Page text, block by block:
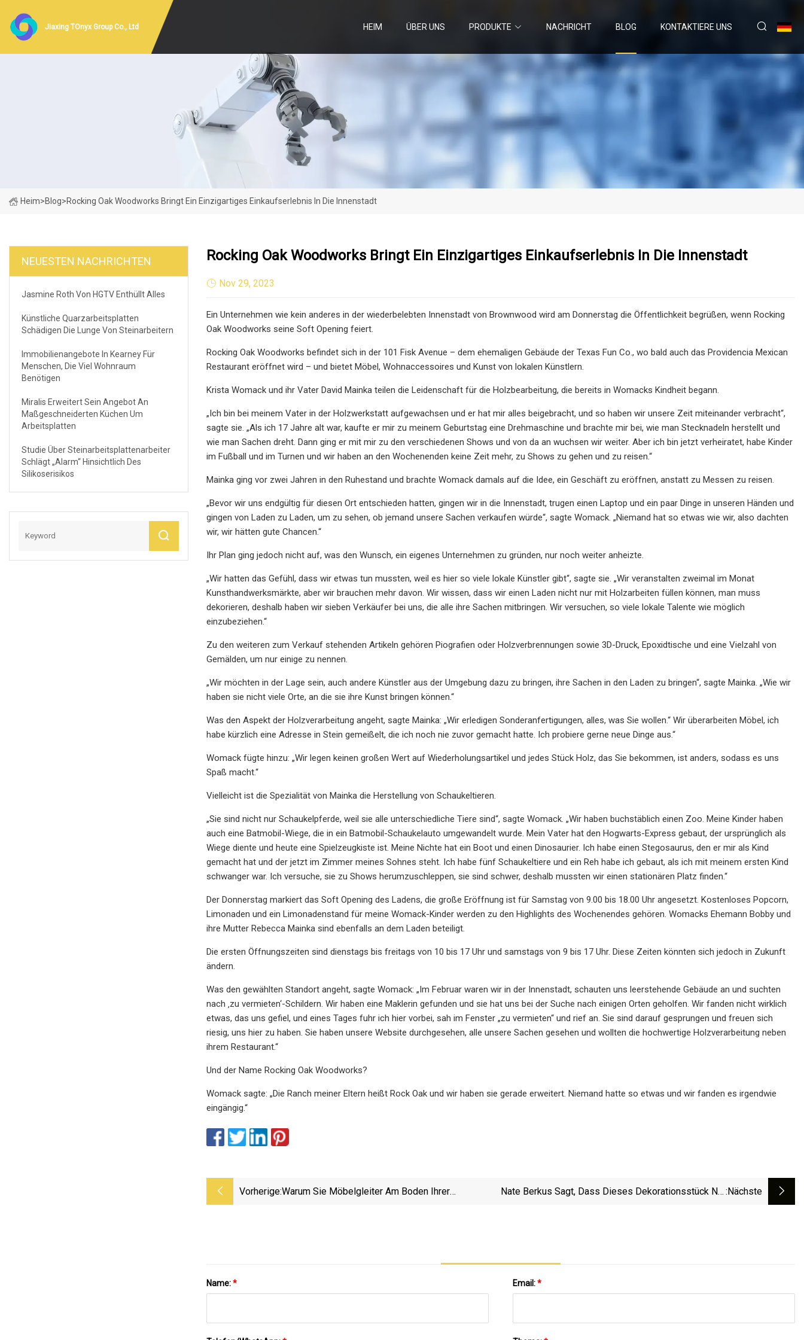
Jiaxing TOnyx Group Co., Ltd HEIM ÜBER UNS PRODUKTE NACHRICHT BLOG KONTAKTIERE UNS
Heim>Blog>Rocking Oak Woodworks Bringt Ein Einzigartiges Einkaufserlebnis In Die Innenstadt
NEUESTEN NACHRICHTEN
Jasmine Roth Von HGTV Enthüllt Alles
Künstliche Quarzarbeitsplatten
Schädigen Die Lunge Von Steinarbeitern
Immobilienangebote In Kearney Für
Menschen, Die Viel Wohnraum
Benötigen
Miralis Erweitert Sein Angebot An
Maßgeschneiderten Küchen Um
Arbeitsplatten
Studie Über Steinarbeitsplattenarbeiter
Schlägt „Alarm“ Hinsichtlich Des
Silikoserisikos
Rocking Oak Woodworks Bringt Ein Einzigartiges Einkaufserlebnis In Die Innenstadt
Nov 29, 2023
Ein Unternehmen wie kein anderes in der wiederbelebten Innenstadt von Brownwood wird am Donnerstag die Öffentlichkeit begrüßen, wenn Rocking
Oak Woodworks seine Soft Opening feiert.
Rocking Oak Woodworks befindet sich in der 101 Fisk Avenue – dem ehemaligen Gebäude der Texas Fun Co., wo bald auch das Providencia Mexican
Restaurant eröffnet wird – und bietet Möbel, Wohnaccessoires und Kunst von lokalen Künstlern.
Krista Womack und ihr Vater David Mainka teilen die Leidenschaft für die Holzbearbeitung, die bereits in Womacks Kindheit begann.
„Ich bin bei meinem Vater in der Holzwerkstatt aufgewachsen und er hat mir alles beigebracht, und so haben wir unsere Zeit miteinander verbracht“,
sagte sie. „Als ich 17 Jahre alt war, kaufte er mir zu meinem Geburtstag eine Drehmaschine und brachte mir bei, wie man Stecknadeln herstellt und
wie man Sachen dreht. Dann ging er mit mir zu den verschiedenen Shows und von da an wuchsen wir weiter. Aber ich bin jetzt verheiratet, habe Kinder
im Fußball und im Turnen und wir haben an den Wochenenden keine Zeit mehr, zu Shows zu gehen und zu reisen.“
Mainka ging vor zwei Jahren in den Ruhestand und brachte Womack damals auf die Idee, ein Geschäft zu eröffnen, anstatt zu Messen zu reisen.
„Bevor wir uns endgültig für diesen Ort entschieden hatten, gingen wir in die Innenstadt, trugen einen Laptop und ein paar Dinge in unseren Händen und
gingen von Laden zu Laden, um zu sehen, ob jemand unsere Sachen verkaufen würde“, sagte Womack. „Niemand hat so etwas wie wir, also dachten
wir, wir hätten gute Chancen.“
Ihr Plan ging jedoch nicht auf, was den Wunsch, ein eigenes Unternehmen zu gründen, nur noch weiter anheizte.
„Wir hatten das Gefühl, dass wir etwas tun mussten, weil es hier so viele lokale Künstler gibt“, sagte sie. „Wir veranstalten zweimal im Monat
Kunsthandwerksmärkte, aber wir brauchen mehr davon. Wir wissen, dass wir einen Laden nicht nur mit Holzarbeiten füllen können, man muss
dekorieren, deshalb haben wir sieben Verkäufer bei uns, die alle ihre Sachen mitbringen. Wir versuchen, so viele lokale Talente wie möglich
einzubeziehen.“
Zu den weiteren zum Verkauf stehenden Artikeln gehören Piografien oder Holzverbrennungen sowie 3D-Druck, Epoxidtische und eine Vielzahl von
Gemälden, um nur einige zu nennen.
„Wir möchten in der Lage sein, auch andere Künstler aus der Umgebung dazu zu bringen, ihre Sachen in den Laden zu bringen“, sagte Mainka. „Wie wir
haben sie nicht viele Orte, an die sie ihre Kunst bringen können.“
Was den Aspekt der Holzverarbeitung angeht, sagte Mainka: „Wir erledigen Sonderanfertigungen, alles, was Sie wollen.“ Wir überarbeiten Möbel, ich
habe kürzlich eine Adresse in Stein gemeißelt, die ich noch nie zuvor gemacht hatte. Ich probiere gerne neue Dinge aus.“
Womack fügte hinzu: „Wir legen keinen großen Wert auf Wiederholungsartikel und jedes Stück Holz, das Sie bekommen, ist anders, sodass es uns
Spaß macht.“
Vielleicht ist die Spezialität von Mainka die Herstellung von Schaukeltieren.
„Sie sind nicht nur Schaukelpferde, weil sie alle unterschiedliche Tiere sind“, sagte Womack. „Wir haben buchstäblich einen Zoo. Meine Kinder haben
auch eine Batmobil-Wiege, die in ein Batmobil-Schaukelauto umgewandelt wurde. Mein Vater hat den Hogwarts-Express gebaut, der ursprünglich als
Wiege diente und heute eine Spielzeugkiste ist. Meine Nichte hat ein Boot und einen Dinosaurier. Ich habe einen Stegosaurus, den er mir als Kind
gemacht hat und der jetzt im Zimmer meines Sohnes steht. Ich habe fünf Schaukeltiere und ein Reh habe ich gebaut, als ich mit meinem ersten Kind
schwanger war. Ich versuche, sie zu Shows herumzuschleppen, sie sind schwer, deshalb mussten wir einen stationären Platz finden.“
Der Donnerstag markiert das Soft Opening des Ladens, die große Eröffnung ist für Samstag von 9.00 bis 18.00 Uhr angesetzt. Kostenloses Popcorn,
Limonaden und ein Limonadenstand für meine Womack-Kinder werden zu den Highlights des Wochenendes gehören. Womacks Ehemann Bobby und
ihre Mutter Rebecca Mainka sind ebenfalls an dem Laden beteiligt.
Die ersten Öffnungszeiten sind dienstags bis freitags von 10 bis 17 Uhr und samstags von 9 bis 17 Uhr. Diese Zeiten könnten sich jedoch in Zukunft
ändern.
Was den gewählten Standort angeht, sagte Womack: „Im Februar waren wir in der Innenstadt, schauten uns leerstehende Gebäude an und suchten
nach ‚zu vermieten‘-Schildern. Wir haben eine Maklerin gefunden und sie hat uns bei der Suche nach einigen Orten geholfen. Wir fanden nicht wirklich
etwas, das uns gefiel, und eines Tages fuhr ich hier vorbei, sah im Fenster „zu vermieten“ und rief an. Sie sind darauf gesprungen und freuen sich
riesig, uns hier zu haben. Sie haben unsere Website durchgesehen, alle unsere Sachen gesehen und wollten die hochwertige Holzverarbeitung neben
ihrem Restaurant.“
Und der Name Rocking Oak Woodworks?
Womack sagte: „Die Ranch meiner Eltern heißt Rock Oak und wir haben sie gerade erweitert. Niemand hatte so etwas und wir fanden es irgendwie
eingängig.“
Vorherige:Warum Sie Möbelgleiter Am Boden Ihrer
Nate Berkus Sagt, Dass Dieses Dekorationsstück Nie :nächste
Name:* Email:*